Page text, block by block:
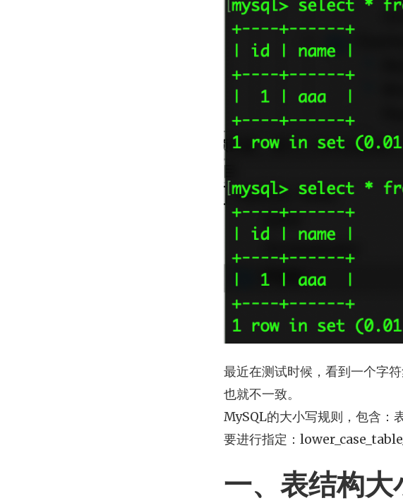
最近在测试时候，看到一个字
也就不一致。
MySQL的大小写规则，包含：
要进行指定：
一、表结构大